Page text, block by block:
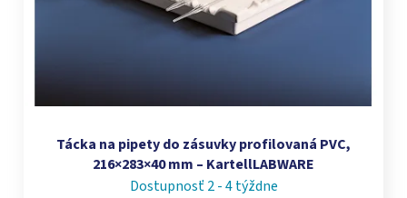
Tácka na pipety do zásuvky profilovaná PVC,
216×283×40 mm – KartellLABWARE
Dostupnosť 2 - 4 týždne